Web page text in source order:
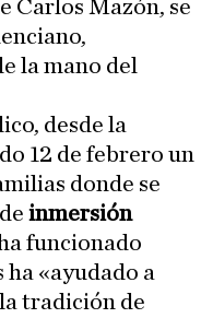
Carlos Mazón, se
la mano del
desde la
12 de febrero un
donde se
inmersión
funcionado
«ayudado a
tradición de